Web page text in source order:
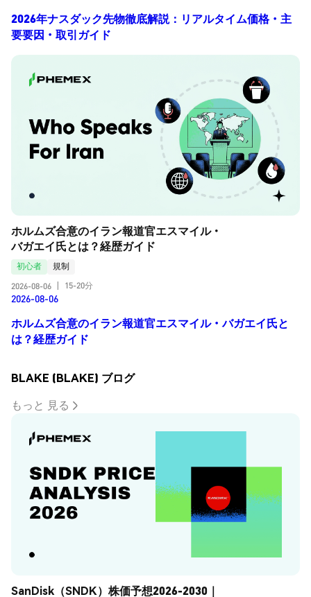
2026年ナスダック先物徹底解説：リアルタイム価格・主
要要因・取引ガイド
ホルムズ合意のイラン報道官エスマイル・
バガエイ氏とは？経歴ガイド
初心者
規制
2026-08-06
15-20分
2026-08-06
ホルムズ合意のイラン報道官エスマイル・バガエイ氏と
は？経歴ガイド
BLAKE (BLAKE) ブログ
もっと 見る
SanDisk（SNDK）株価予想2026-2030｜